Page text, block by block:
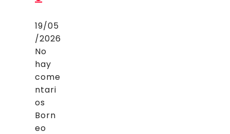
19/05
/2026
No
hay
come
ntari
os
Born
eo